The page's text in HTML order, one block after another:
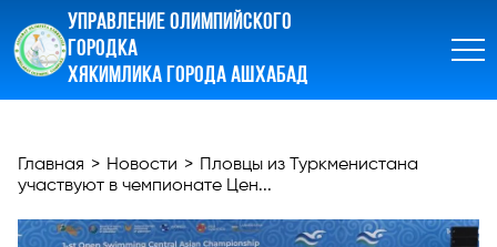
УПРАВЛЕНИЕ ОЛИМПИЙСКОГО
ГОРОДКА
ХЯКИМЛИКА ГОРОДА АШХАБАД
Главная > Новости >
Пловцы из Туркменистана
участвуют в чемпионате Цен...